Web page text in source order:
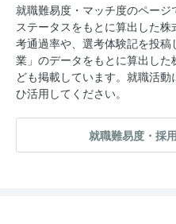
就職難易度・マッチ度のペー
ステータスをもとに算出した
考通過率や、選考体験記を投
業」のデータをもとに算出し
ども掲載しています。就職活
ひ活用してください。
就職難易度・採